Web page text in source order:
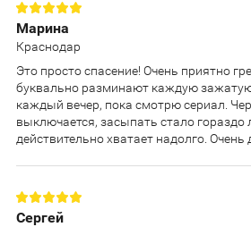
Марина
Краснодар
Это просто спасение! Очень приятно
буквально разминают каждую
каждый вечер, пока смотрю сериал.
выключается, засыпать стало гораздо
действительно хватает надолго. Очень
Сергей